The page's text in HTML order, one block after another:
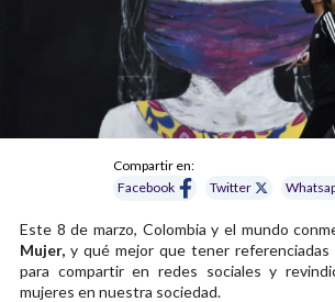
Compartir en:
Facebook
Twitter
Este 8 de marzo, Colombia y el mundo
Mujer, y qué mejor que tener referenciadas
para compartir en redes sociales y
mujeres en nuestra sociedad.